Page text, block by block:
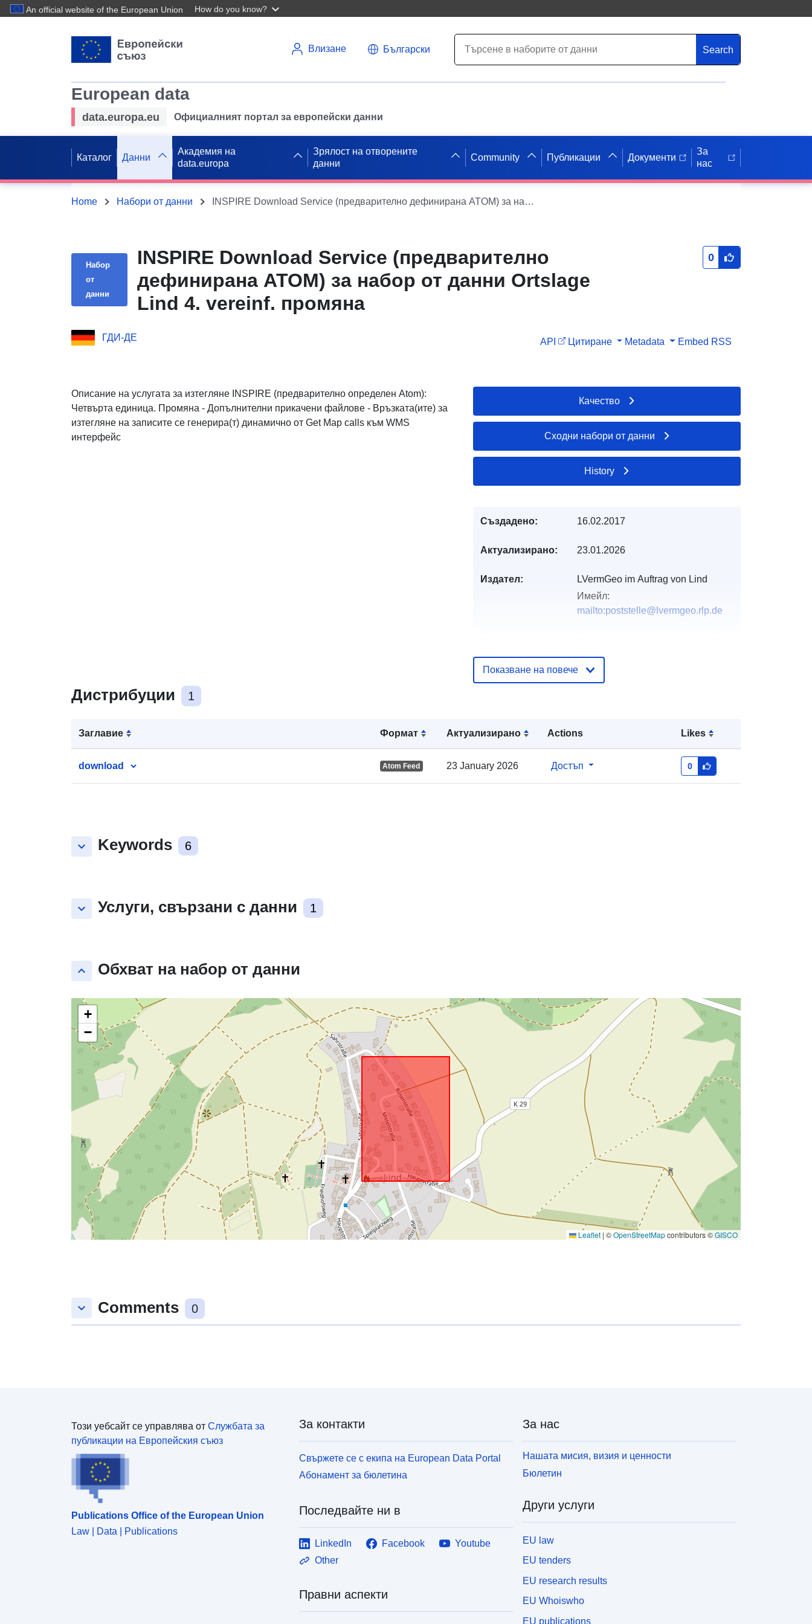
An official website of the European Union How do you know?
Влизане Български Search
European data
data.europa.eu Официалният портал за европейски данни
Каталог Данни
Академия на
data.europa
Зрялост на отворените
данни
Community Публикации Документи
За
нас
Home Набори от данни INSPIRE Download Service (предварително дефинирана ATOM) за набор от данни Ortslage Lind 4. vereinf. промяна
Набор
от
данни
INSPIRE Download Service (предварително
дефинирана ATOM) за набор от данни Ortslage
Lind 4. vereinf. промяна
0
ГДИ-ДЕ API Цитиране Metadata Embed RSS
Описание на услугата за изтегляне INSPIRE (предварително определен Atom):
Четвърта единица. Промяна - Допълнителни прикачени файлове - Връзката(ите) за
изтегляне на записите се генерира(т) динамично от Get Map calls към WMS
интерфейс
Дистрибуции 1
Заглавие Формат Актуализирано Actions Likes
download Atom Feed 23 January 2026 Достъп 0
keyboard_arrow_down Keywords 6
keyboard_arrow_down Услуги, свързани с данни 1
keyboard_arrow_up Обхват на набор от данни
+
−
Leaflet | ©OpenStreetMapcontributors ©GISCO
Качество
Сходни набори от данни
History
Създадено: 16.02.2017
Актуализирано: 23.01.2026
Издател:
LVermGeo im Auftrag von Lind
Имейл:
mailto:poststelle@lvermgeo.rlp.de
запис:
February 2026
Актуализирана на data.europa.eu:
:
6.94164, 50.4986 ], [ 6.94164,
50.4958 ], [ 6.93854, 50.4958 ], [
Показване на повече
keyboard_arrow_down Comments 0
Този уебсайт се управлява от Службата за
публикации на Европейския съюз
Publications Office of the European Union
Law | Data | Publications
За контакти
Свържете се с екипа на European Data Portal
Абонамент за бюлетина
Последвайте ни в
LinkedIn Facebook
Youtube
Other
Правни аспекти
За нас
Нашата мисия, визия и ценности
Бюлетин
Други услуги
EU law
EU tenders
EU research results
EU Whoiswho
EU publications